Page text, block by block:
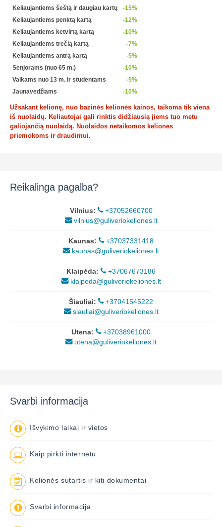
Keliaujantiems šeštą ir daugiau kartų
-15%
Keliaujantiems penktą kartą
-12%
Keliaujantiems ketvirtą kartą
-10%
Keliaujantiems trečią kartą
-7%
Keliaujantiems antrą kartą
-5%
Senjorams (nuo 65 m.)
-10%
Vaikams nuo 13 m. ir studentams
-5%
Jaunavedžiams
-10%
Užsakant kelionę, nuo bazinės kelionės kainos, taikoma tik viena
iš nuolaidų. Keliautojai gali rinktis didžiausią jiems tuo metu
galiojančią nuolaidą. Nuolaidos netaikomos kelionės
priemokoms ir draudimui.
Reikalinga pagalba?
Vilnius:
+37052660700
vilnius@guliveriokeliones.lt
Kaunas:
+37037331418
kaunas@guliveriokeliones.lt
Klaipėda:
+37067673186
klaipeda@guliveriokeliones.lt
Šiauliai:
+37041545222
siauliai@guliveriokeliones.lt
Utena:
+37038961000
utena@guliveriokeliones.lt
Svarbi informacija
Išvykimo laikai ir vietos
Kaip pirkti internetu
Kelionės sutartis ir kiti dokumentai
Svarbi informacija